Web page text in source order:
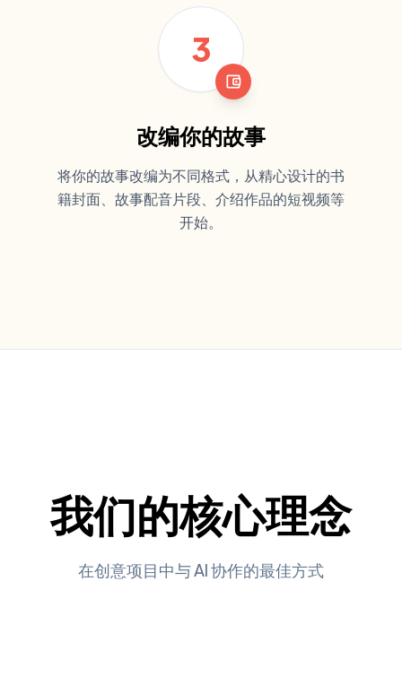
3
account_balance_wallet
改编你的故事
将你的故事改编为不同格式，从精心设计的书
籍封面、故事配音片段、介绍作品的短视频等
开始。
我们的核心理念
在创意项目中与 AI 协作的最佳方式